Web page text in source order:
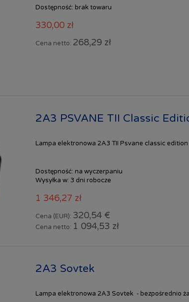
Dostępność: brak towaru
330,00 zł
Cena netto: 268,29 zł
2A3 PSVANE TII Classic
Lampa elektronowa 2A3 TII Psvane classic
Dostępność: na wyczerpaniu
Wysyłka w: 3 dni robocze
1 346,27 zł
Cena (EUR): 320,54 €
Cena netto: 1 094,53 zł
2A3 Sovtek
Lampa elektronowa 2A3 Sovtek - bezpośrednio